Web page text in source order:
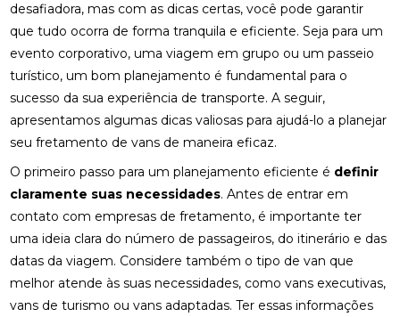
desafiadora, mas com as dicas certas, você pode garantir
que tudo ocorra de forma tranquila e eficiente. Seja para um
evento corporativo, uma viagem em grupo ou um passeio
turístico, um bom planejamento é fundamental para o
sucesso da sua experiência de transporte. A seguir,
apresentamos algumas dicas valiosas para ajudá-lo a planejar
seu fretamento de vans de maneira eficaz.
O primeiro passo para um planejamento eficiente é definir
claramente suas necessidades. Antes de entrar em
contato com empresas de fretamento, é importante ter
uma ideia clara do número de passageiros, do itinerário e das
datas da viagem. Considere também o tipo de van que
melhor atende às suas necessidades, como vans executivas,
vans de turismo ou vans adaptadas. Ter essas informações